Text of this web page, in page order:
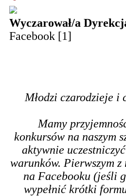
Wyczarował/a
Facebook [1]
Młodzi czarodzieje i
Mamy
konkursów na naszym
aktywnie
warunków. Pierwszym
na Facebooku (jeśli
wypełnić krótki